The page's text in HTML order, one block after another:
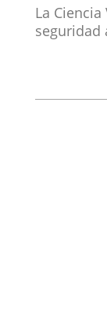
La
seguridad